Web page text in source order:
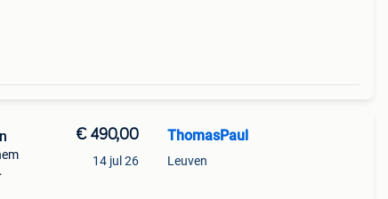
€ 490,00
14 jul 26
ThomasPaul
Leuven